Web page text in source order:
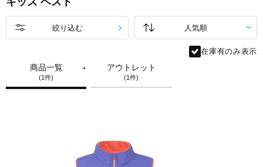
商品一覧
(1件)
アウトレット
(1件)
絞り込む
在庫有のみ表示